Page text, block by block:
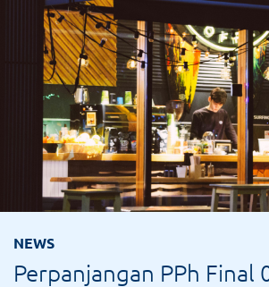
NEWS
Perpanjangan PPh Final